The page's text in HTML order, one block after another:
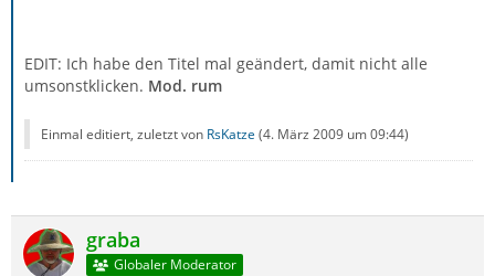
EDIT: Ich habe den Titel mal geändert, damit nicht alle
umsonstklicken. Mod. rum
Einmal editiert, zuletzt von RsKatze (4. März 2009 um 09:44)
graba
Globaler Moderator